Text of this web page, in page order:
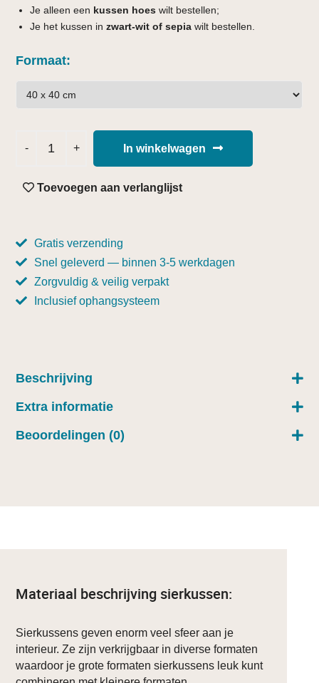
Je alleen een kussen hoes wilt bestellen;
Je het kussen inzwart-wit of sepia wilt bestellen.
Formaat
In winkelwagen
Toevoegen aan verlanglijst
Gratis verzending
Snel geleverd — binnen 3-5 werkdagen
Zorgvuldig & veilig verpakt
Inclusief ophangsysteem
Beschrijving
Extra informatie
Beoordelingen (0)
Materiaal beschrijving sierkussen:
Sierkussens geven enorm veel sfeer aan je
interieur. Ze zijn verkrijgbaar in diverse formaten
waardoor je grote formaten sierkussens leuk kunt